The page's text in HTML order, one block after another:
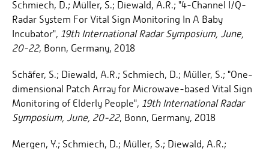
Schmiech, D.; Müller, S.; Diewald, A.R.; "4-Channel I/Q-
Radar System For Vital Sign Monitoring In A Baby
Incubator", 19th International Radar Symposium, June,
20-22, Bonn, Germany, 2018
Schäfer, S.; Diewald, A.R.; Schmiech, D.; Müller, S.; "One-
dimensional Patch Array for Microwave-based Vital Sign
Monitoring of Elderly People", 19th International Radar
Symposium, June, 20-22, Bonn, Germany, 2018
Mergen, Y.; Schmiech, D.; Müller, S.; Diewald, A.R.;